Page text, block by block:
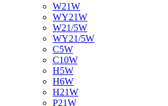
W21W
WY21W
W21/5W
WY21/5W
C5W
C10W
H5W
H6W
H21W
P21W